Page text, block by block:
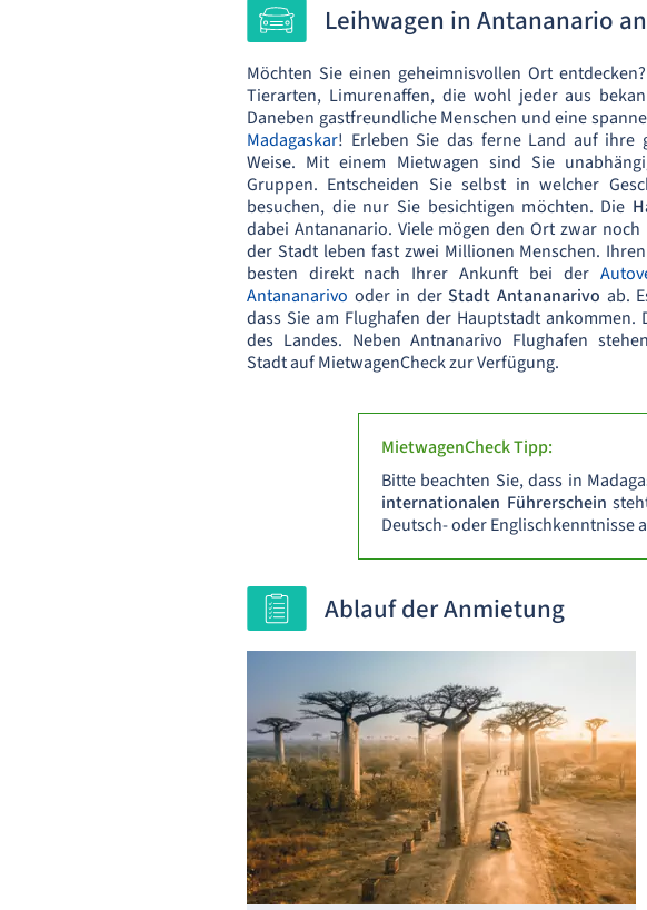
Leihwagen in Antananario
Möchten Sie einen geheimnisvollen Ort
Tierarten, Limurenaffen, die wohl jeder aus
Daneben gastfreundliche Menschen und eine
Madagaskar! Erleben Sie das ferne Land auf ihre
Weise. Mit einem Mietwagen sind Sie
Gruppen. Entscheiden Sie selbst in welcher
besuchen, die nur Sie besichtigen möchten. Die
dabei Antananario. Viele mögen den Ort zwar
der Stadt leben fast zwei Millionen Menschen. Ihren
besten direkt nach Ihrer Ankunft bei der
Antananarivo oder in derStadt Antananarivo ab.
dass Sie am Flughafen der Hauptstadt
des Landes. Neben Antnanarivo Flughafen
Stadt auf MietwagenCheck zur Verfügung.
MietwagenCheck Tipp:
Bitte beachten Sie, dass in
internationalen Führerschein
Deutsch- oder Englischkenntnisse
Ablauf der Anmietung